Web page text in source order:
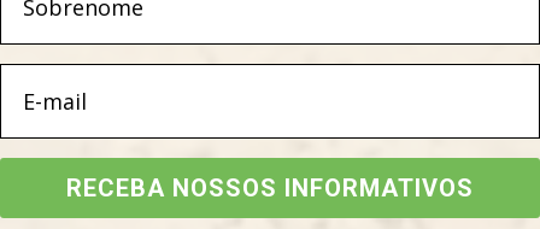
RECEBA NOSSOS INFORMATIVOS